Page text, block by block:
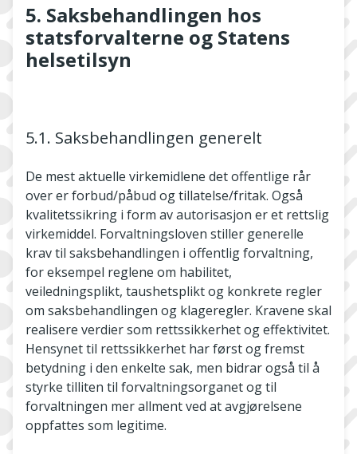
5. Saksbehandlingen hos
statsforvalterne og Statens
helsetilsyn
5.1. Saksbehandlingen generelt
De mest aktuelle virkemidlene det offentlige rår
over er forbud/påbud og tillatelse/fritak. Også
kvalitetssikring i form av autorisasjon er et rettslig
virkemiddel. Forvaltningsloven stiller generelle
krav til saksbehandlingen i offentlig forvaltning,
for eksempel reglene om habilitet,
veiledningsplikt, taushetsplikt og konkrete regler
om saksbehandlingen og klageregler. Kravene skal
realisere verdier som rettssikkerhet og effektivitet.
Hensynet til rettssikkerhet har først og fremst
betydning i den enkelte sak, men bidrar også til å
styrke tilliten til forvaltningsorganet og til
forvaltningen mer allment ved at avgjørelsene
oppfattes som legitime.